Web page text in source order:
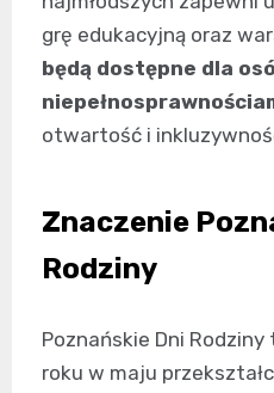
grę edukacyjną oraz
będą dostępne dla
otwartość i
Znaczenie
Rodziny
Poznańskie Dni
roku w maju